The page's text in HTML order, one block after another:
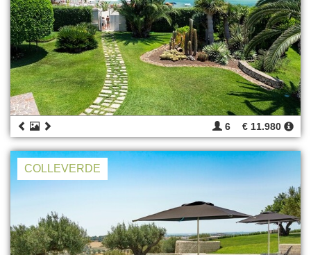
6 € 11.980
COLLEVERDE